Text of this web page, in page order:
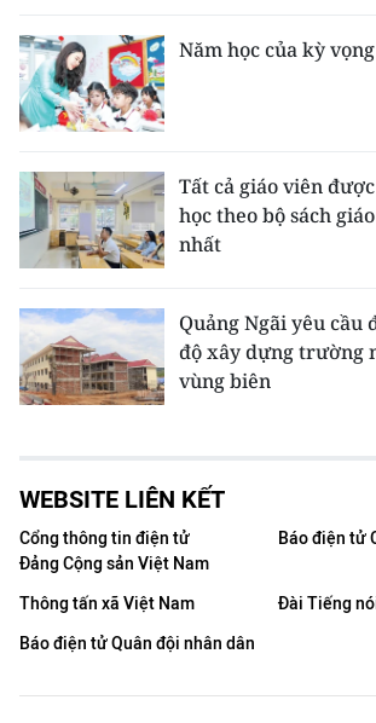
Năm học của kỳ
Tất cả giáo viên
học theo bộ sách
nhất
Quảng Ngãi yêu cầu
độ xây dựng trường
vùng biên
WEBSITE LIÊN KẾT
Cổng thông tin điện tử
Đảng Cộng sản Việt Nam
Báo điện tử
Thông tấn xã Việt Nam
Đài Tiếng
Báo điện tử Quân đội nhân dân